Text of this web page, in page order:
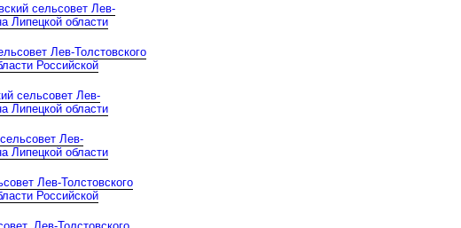
сельсовет Лев-
Липецкой области
Лев-Толстовского
Российской
сельсовет Лев-
Липецкой области
Лев-
Липецкой области
Лев-Толстовского
Российской